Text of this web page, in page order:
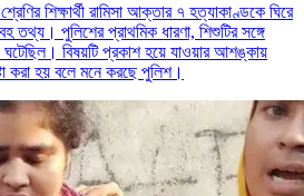
শিক্ষার্থী রামিসা আক্তার ৭ হত্যাকাণ্ডকে ঘিরে
পুলিশের প্রাথমিক ধারণা, শিশুটির সঙ্গে
বিষয়টি প্রকাশ হয়ে যাওয়ার আশঙ্কায়
করা হয় বলে মনে করছে পুলিশ।